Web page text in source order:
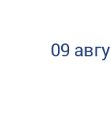
09